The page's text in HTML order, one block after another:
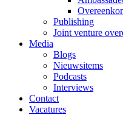
Publishing
Joint venture
Media
Blogs
Nieuwsitems
Podcasts
Interviews
Contact
Vacatures